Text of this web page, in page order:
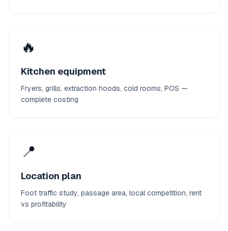
🔥
Kitchen equipment
Fryers, grills, extraction hoods, cold rooms, POS —
complete costing
📍
Location plan
Foot traffic study, passage area, local competition, rent
vs profitability